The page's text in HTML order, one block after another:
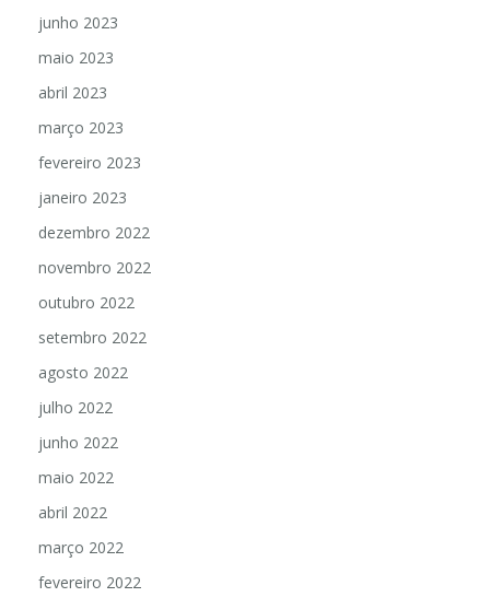
junho 2023
maio 2023
abril 2023
março 2023
fevereiro 2023
janeiro 2023
dezembro 2022
novembro 2022
outubro 2022
setembro 2022
agosto 2022
julho 2022
junho 2022
maio 2022
abril 2022
março 2022
fevereiro 2022